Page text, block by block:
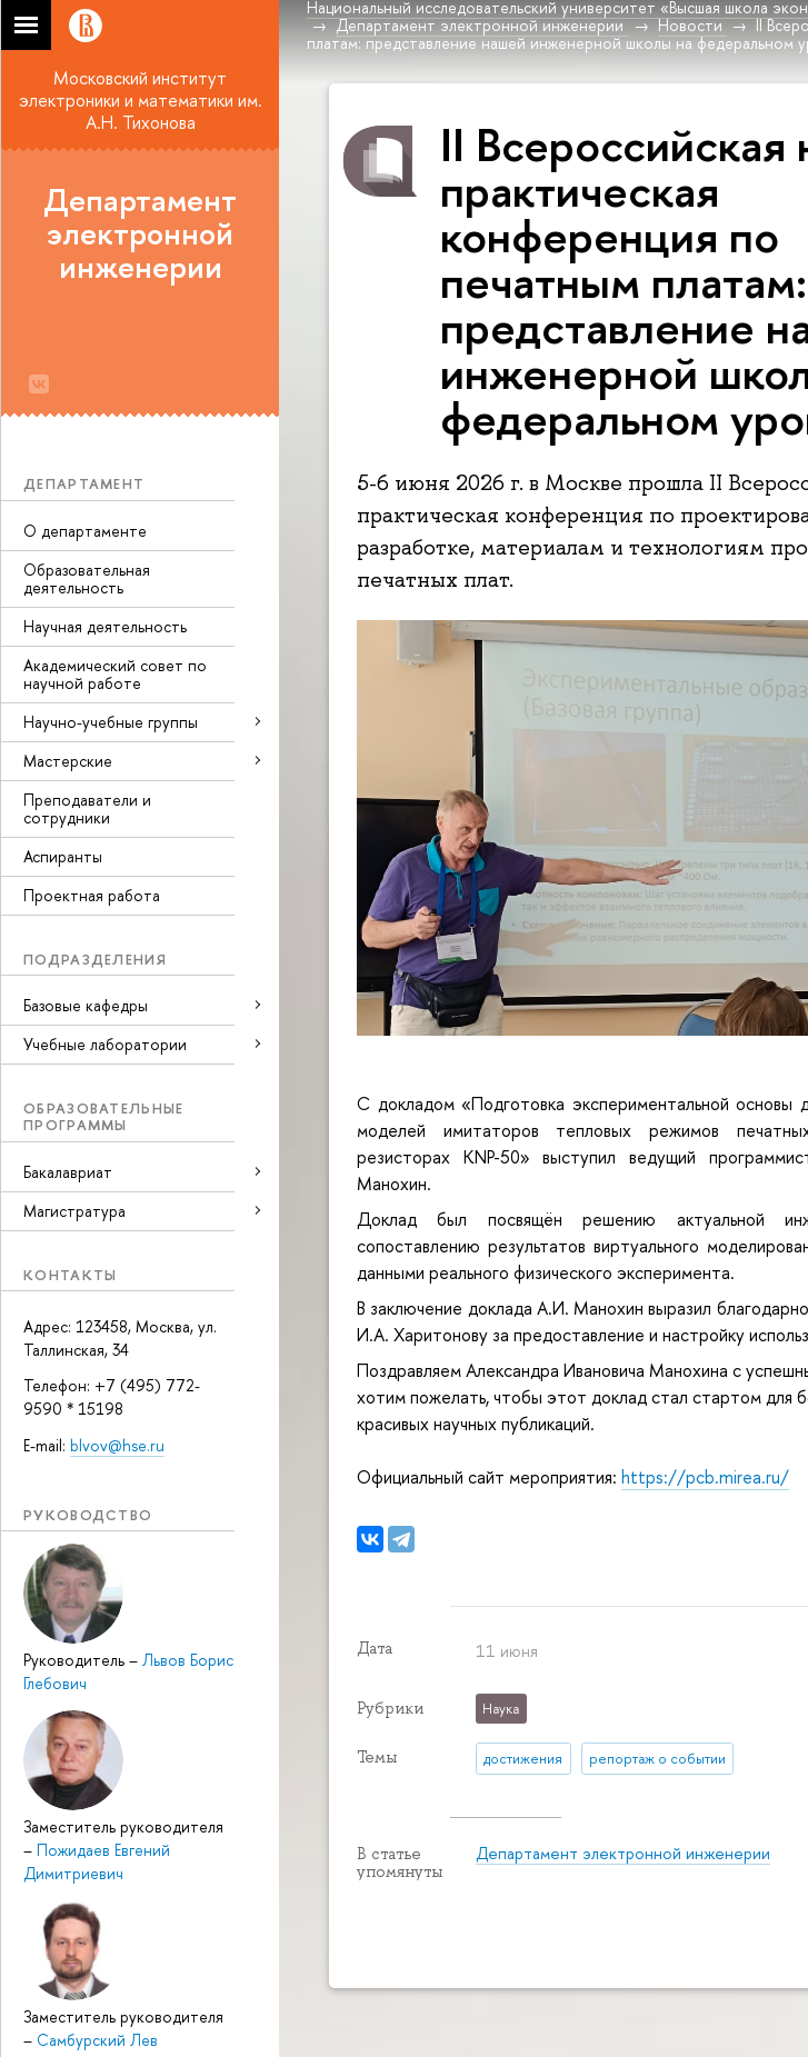
Национальный исследовательский университет «Высшая школа
Департамент электронной инженерии
Новости
II
платам: представление нашей инженерной школы на федеральном
Московский институт
электроники и математики им.
А.Н. Тихонова
Департамент
электронной
инженерии
ДЕПАРТАМЕНТ
О департаменте
Образовательная
деятельность
Научная деятельность
Академический совет по
научной работе
Научно-учебные группы
Мастерские
Преподаватели и
сотрудники
Аспиранты
Проектная работа
ПОДРАЗДЕЛЕНИЯ
Базовые кафедры
Учебные лаборатории
ОБРАЗОВАТЕЛЬНЫЕ
ПРОГРАММЫ
Бакалавриат
Магистратура
КОНТАКТЫ
Адрес: 123458, Москва, ул.
Таллинская, 34
Телефон: +7 (495) 772-
9590 * 15198
E-mail: blvov@hse.ru
РУКОВОДСТВО
Руководитель – Львов Борис
Глебович
Заместитель руководителя
– Пожидаев Евгений
Димитриевич
Заместитель руководителя
– Самбурский Лев
II Всероссийская
практическая
конференция по
печатным платам:
представление
инженерной
федеральном
5-6 июня 2026 г. в Москве прошла II
практическая конференция по
разработке, материалам и технологиям
печатных плат.
С докладом «Подготовка экспериментальной основы
моделей имитаторов тепловых режимов
резисторах KNP-50» выступил ведущий
Манохин.
Доклад был посвящён решению актуальной
сопоставлению результатов виртуального
данными реального физического эксперимента.
В заключение доклада А.И. Манохин выразил
И.А. Харитонову за предоставление и настройку
ПоздравляемАлександра Ивановича Манохина с
хотим пожелать, чтобы этот доклад стал стартом для
красивых научных публикаций.
Официальный сайт мероприятия: https://pcb.mirea.ru/
Дата 11 июня
Рубрики Наука
Темы достижения репортаж о событии
В статье
упомянуты
Департамент электронной инженерии